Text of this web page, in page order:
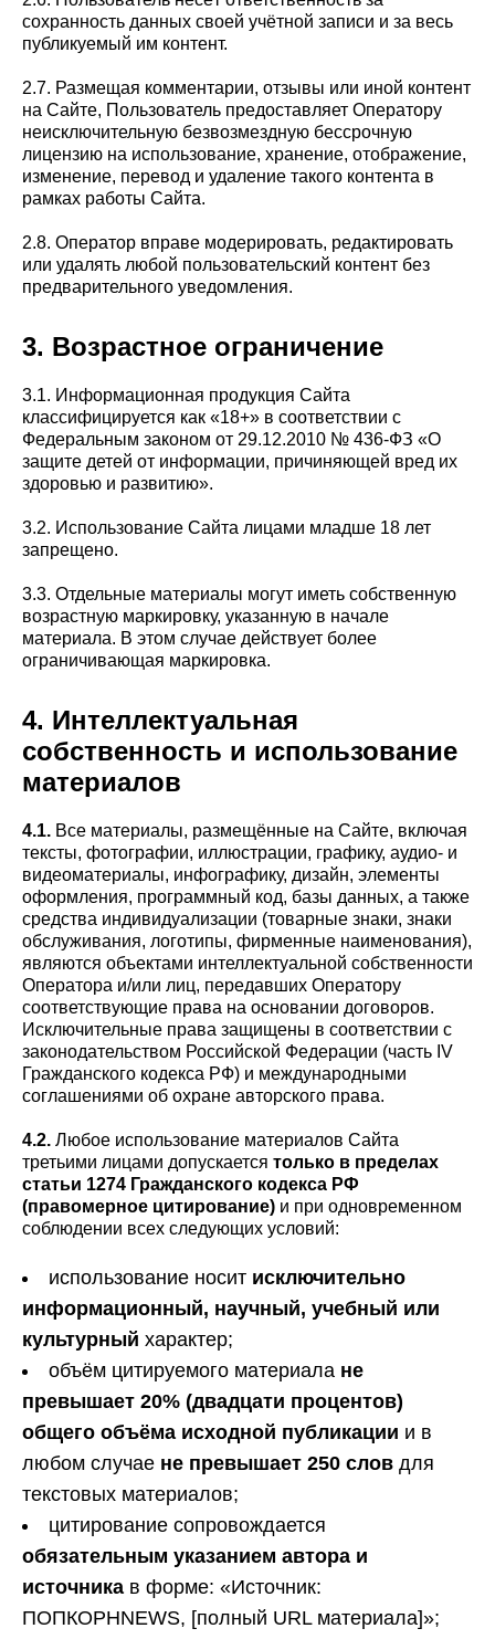
сохранность данных своей учётной записи и за весь
публикуемый им контент.
2.7. Размещая комментарии, отзывы или иной контент
на Сайте, Пользователь предоставляет Оператору
неисключительную безвозмездную бессрочную
лицензию на использование, хранение, отображение,
изменение, перевод и удаление такого контента в
рамках работы Сайта.
2.8. Оператор вправе модерировать, редактировать
или удалять любой пользовательский контент без
предварительного уведомления.
3. Возрастное ограничение
3.1. Информационная продукция Сайта
классифицируется как «18+» в соответствии с
Федеральным законом от 29.12.2010 № 436-ФЗ «О
защите детей от информации, причиняющей вред их
здоровью и развитию».
3.2. Использование Сайта лицами младше 18 лет
запрещено.
3.3. Отдельные материалы могут иметь собственную
возрастную маркировку, указанную в начале
материала. В этом случае действует более
ограничивающая маркировка.
4. Интеллектуальная
собственность и использование
материалов
4.1. Все материалы, размещённые на Сайте, включая
тексты, фотографии, иллюстрации, графику, аудио- и
видеоматериалы, инфографику, дизайн, элементы
оформления, программный код, базы данных, а также
средства индивидуализации (товарные знаки, знаки
обслуживания, логотипы, фирменные наименования),
являются объектами интеллектуальной собственности
Оператора и/или лиц, передавших Оператору
соответствующие права на основании договоров.
Исключительные права защищены в соответствии с
законодательством Российской Федерации (часть IV
Гражданского кодекса РФ) и международными
соглашениями об охране авторского права.
4.2. Любое использование материалов Сайта
третьими лицами допускается только в пределах
статьи 1274 Гражданского кодекса РФ
(правомерное цитирование) и при одновременном
соблюдении всех следующих условий:
использование носит исключительно
информационный, научный, учебный или
культурный характер;
объём цитируемого материала не
превышает 20% (двадцати процентов)
общего объёма исходной публикации и в
любом случае не превышает 250 слов для
текстовых материалов;
цитирование сопровождается
обязательным указанием автора и
источника в форме: «Источник:
ПОПКОРНNEWS, [полный URL материала]»;